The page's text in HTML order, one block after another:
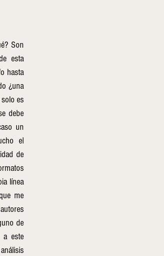
Son
esta
hasta
¿una
es
debe
un
el
de
línea
me
de
a este